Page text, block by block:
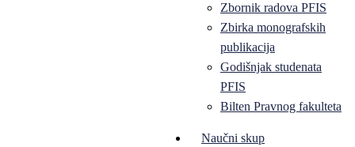
Zbornik radova PFIS
Zbirka monografskih
publikacija
Godišnjak studenata
PFIS
Bilten Pravnog fakulteta
Naučni skup